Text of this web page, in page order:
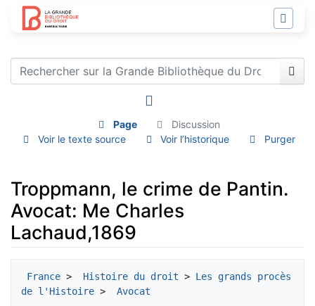
Page
Discussion
Voir le texte source
Voir l’historique Purger
Troppmann, le crime de Pantin.
Avocat: Me Charles
Lachaud,1869
France > Histoire du droit > Les grands procès
de l'Histoire > Avocat